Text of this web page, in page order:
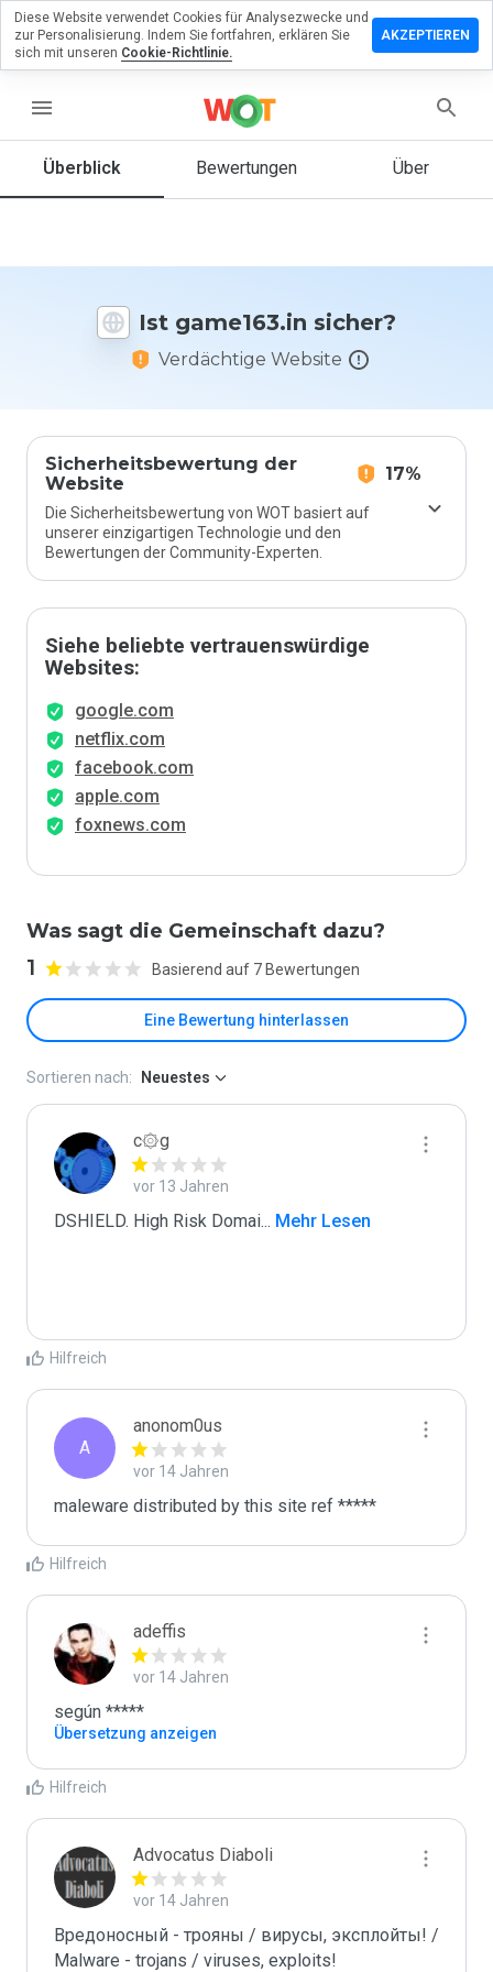
menu
Überblick Bewertungen Über
Ist game163.in sicher?
Verdächtige Website
Sicherheitsbewertung der
Website
17%
Die Sicherheitsbewertung von WOT basiert auf
unserer einzigartigen Technologie und den
Bewertungen der Community-Experten.
Siehe beliebte vertrauenswürdige
Websites:
google.com
netflix.com
facebook.com
apple.com
foxnews.com
Was sagt die Gemeinschaft dazu?
1 Basierend auf 7 Bewertungen
Eine Bewertung hinterlassen
eine
würden
Sortieren nach: Neuestes
c۞g
vor 13 Jahren
DSHIELD. High Risk Domai... Mehr Lesen
Hilfreich
A
anonom0us
vor 14 Jahren
maleware distributed by this site ref *****
Hilfreich
adeffis
vor 14 Jahren
según *****
Übersetzung anzeigen
Hilfreich
Advocatus Diaboli
vor 14 Jahren
Вредоносный - трояны / вирусы, эксплойты! /
Malware - trojans / viruses, exploits!
Diese Website verwendet Cookies für Analysezwecke und
zur Personalisierung. Indem Sie fortfahren, erklären Sie
sich mit unseren Cookie-Richtlinie.
AKZEPTIEREN